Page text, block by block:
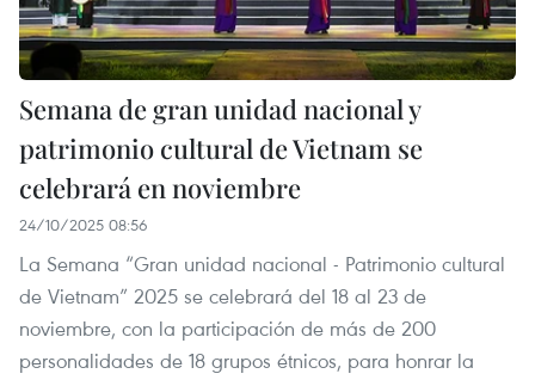
Semana de gran unidad nacional y
patrimonio cultural de Vietnam se
celebrará en noviembre
24/10/2025 08:56
La Semana “Gran unidad nacional - Patrimonio cultural
de Vietnam” 2025 se celebrará del 18 al 23 de
noviembre, con la participación de más de 200
personalidades de 18 grupos étnicos, para honrar la